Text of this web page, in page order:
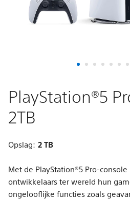
PlayStation®5
2TB
Opslag: 2 TB
Met de PlayStation®5 Pro-
ontwikkelaars ter wereld hun
ongelooflijke functies zoals